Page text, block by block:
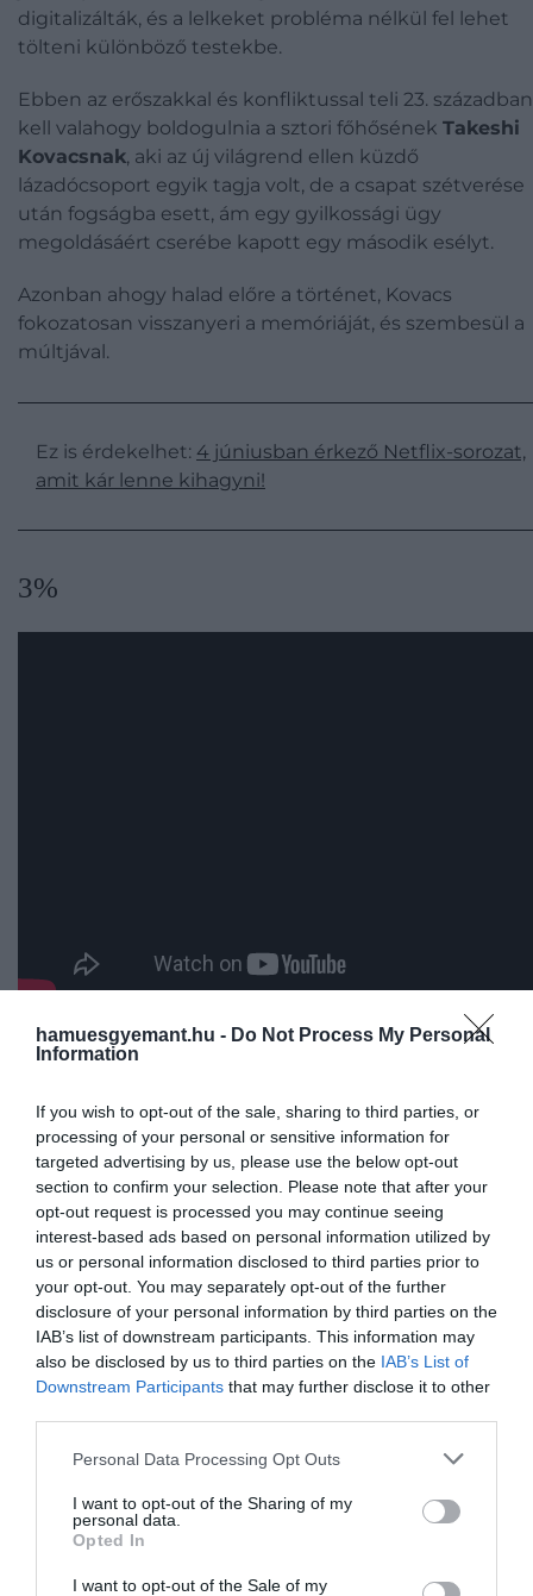
hamuesgyemant.hu - Do Not Process My Personal
Information
If you wish to opt-out of the sale, sharing to third parties, or
processing of your personal or sensitive information for
targeted advertising by us, please use the below opt-out
section to confirm your selection. Please note that after your
opt-out request is processed you may continue seeing
interest-based ads based on personal information utilized by
us or personal information disclosed to third parties prior to
your opt-out. You may separately opt-out of the further
disclosure of your personal information by third parties on the
IAB’s list of downstream participants. This information may
also be disclosed by us to third parties on the IAB’s List of
Downstream Participants that may further disclose it to other
Please note that this website/app uses one or more Google
not limited to your visit or usage behaviour. You may click to
grant or deny consent to Google and its third-party tags to
use your data for below specified purposes in below Google
consent section.
Personal Data Processing Opt Outs
I want to opt-out of the Sharing of my
personal data.
Opted In
I want to opt-out of the Sale of my
digitalizálták, és a lelkeket probléma nélkül fel lehet
tölteni különböző testekbe.
Ebben az erőszakkal és konfliktussal teli 23. században
kell valahogy boldogulnia a sztori főhősének Takeshi
Kovacsnak, aki az új világrend ellen küzdő
lázadócsoport egyik tagja volt, de a csapat szétverése
után fogságba esett, ám egy gyilkossági ügy
megoldásáért cserébe kapott egy második esélyt.
Azonban ahogy halad előre a történet, Kovacs
fokozatosan visszanyeri a memóriáját, és szembesül a
múltjával.
Ez is érdekelhet: 4 júniusban érkező Netflix-sorozat,
amit kár lenne kihagyni!
3%
A 3% című brazil sorozat egy totalitárius kormány
egyetlen esélyük van arra, hogy megmeneküljenek a
szegénység elől, és egy paradicsomi szigeten éljenek
gazdagok és boldogok között.
Ehhez azonban végig kell menniük a „Folyamat" nevű
tesztsorozaton, amelynek célja, hogy felmérjék a jelölt
értékeit.
A tesztek az egyszerű interjútól kezdve, a hamisított
bűnügyi helyszínek megoldásán át, a gáz okozta
hallucinációk megfejtéséig terjednek.